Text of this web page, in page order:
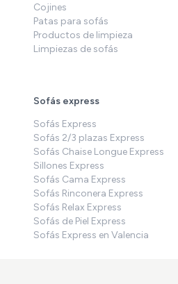
Cojines
Patas para sofás
Productos de limpieza
Limpiezas de sofás
Sofás express
Sofás Express
Sofás 2/3 plazas Express
Sofás Chaise Longue Express
Sillones Express
Sofás Cama Express
Sofás Rinconera Express
Sofás Relax Express
Sofás de Piel Express
Sofás Express en Valencia